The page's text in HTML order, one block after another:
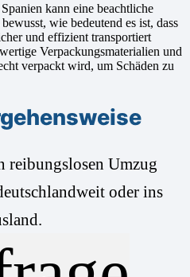
kann eine beachtliche
wie bedeutend es ist, dass
und effizient transportiert
Verpackungsmaterialien und
verpackt wird, um Schäden zu
reibungslosen Umzug
oder ins